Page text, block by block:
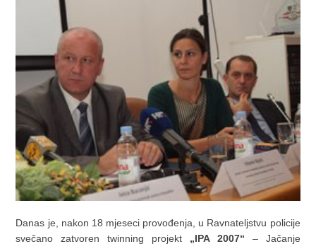
Danas je, nakon 18 mjeseci provođenja, u Ravnateljstvu policije
svečano zatvoren twinning projekt „IPA 2007“ – Jačanje